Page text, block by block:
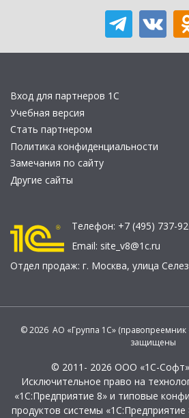
Вход для партнеров 1С
Учебная версия
Стать партнером
Политика конфиденциальности
Замечания по сайту
Другие сайты
Телефон: +7 (495) 737-
Email: site_v8@1c.ru
Отдел продаж: г. Москва, улица
© 2026 АО «Группа 1С» (правопреемник
защищены
© 2011- 2026 ООО «1С-
Исключительное право на
«1С:Предприятие 8» и типовые
продуктов системы